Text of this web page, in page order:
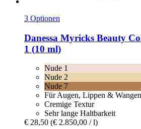
3 Optionen
Danessa Myricks Beauty
1 (10 ml)
Nude 1
Nude 2
Nude 7
Für Augen, Lippen & Wangen
Cremige Textur
Sehr lange Haltbarkeit
€ 28,50 (€ 2.850,00 / l)